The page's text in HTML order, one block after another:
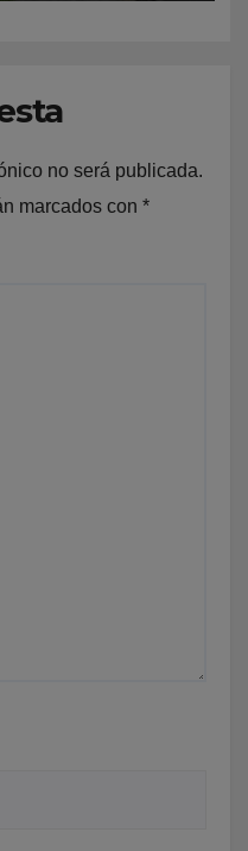
no será publicada.
marcados con *